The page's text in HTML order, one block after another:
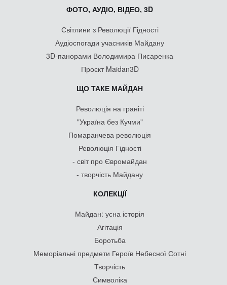
ФОТО, АУДІО, ВІДЕО, 3D
Світлини з Революції Гідності
Аудіоспогади учасників Майдану
3D-панорами Володимира Писаренка
Проєкт Maidan3D
ЩО ТАКЕ МАЙДАН
Революція на граніті
"Україна без Кучми"
Помаранчева революція
Революція Гідності
- світ про Євромайдан
- творчість Майдану
КОЛЕКЦІЇ
Майдан: усна історія
Агітація
Боротьба
Меморіальні предмети Героїв Небесної Сотні
Творчість
Символіка